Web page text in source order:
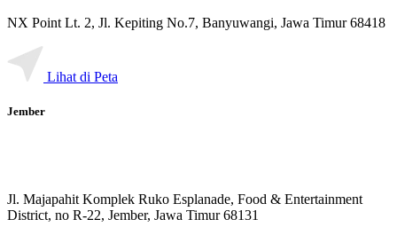
NX Point Lt. 2, Jl. Kepiting No.7, Banyuwangi, Jawa Timur 68418
Lihat di Peta
Jember
Jl. Majapahit Komplek Ruko Esplanade, Food & Entertainment
District, no R-22, Jember, Jawa Timur 68131